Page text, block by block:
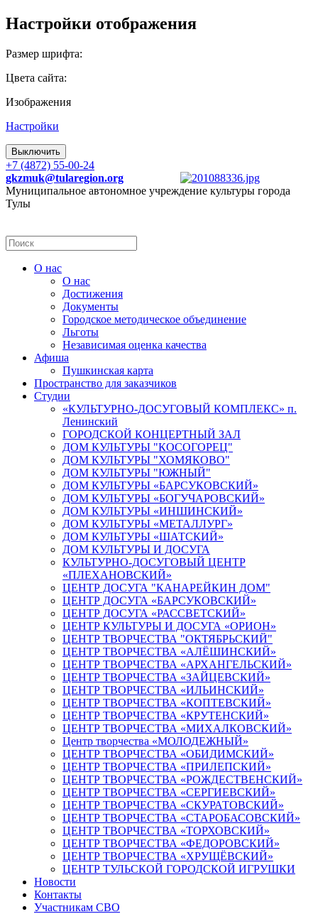
Настройки отображения
Размер шрифта:
Цвета сайта:
Изображения
Настройки
Выключить
+7 (4872) 55-00-24
gkzmuk@tularegion.org
Муниципальное автономное учреждение культуры города
Тулы
О нас
О нас
Достижения
Документы
Городское методическое объединение
Льготы
Независимая оценка качества
Афиша
Пушкинская карта
Пространство для заказчиков
Студии
«КУЛЬТУРНО-ДОСУГОВЫЙ КОМПЛЕКС» п.
Ленинский
ГОРОДСКОЙ КОНЦЕРТНЫЙ ЗАЛ
ДОМ КУЛЬТУРЫ "КОСОГОРЕЦ"
ДОМ КУЛЬТУРЫ "ХОМЯКОВО"
ДОМ КУЛЬТУРЫ "ЮЖНЫЙ"
ДОМ КУЛЬТУРЫ «БАРСУКОВСКИЙ»
ДОМ КУЛЬТУРЫ «БОГУЧАРОВСКИЙ»
ДОМ КУЛЬТУРЫ «ИНШИНСКИЙ»
ДОМ КУЛЬТУРЫ «МЕТАЛЛУРГ»
ДОМ КУЛЬТУРЫ «ШАТСКИЙ»
ДОМ КУЛЬТУРЫ И ДОСУГА
КУЛЬТУРНО-ДОСУГОВЫЙ ЦЕНТР
«ПЛЕХАНОВСКИЙ»
ЦЕНТР ДОСУГА "КАНАРЕЙКИН ДОМ"
ЦЕНТР ДОСУГА «БАРСУКОВСКИЙ»
ЦЕНТР ДОСУГА «РАССВЕТСКИЙ»
ЦЕНТР КУЛЬТУРЫ И ДОСУГА «ОРИОН»
ЦЕНТР ТВОРЧЕСТВА "ОКТЯБРЬСКИЙ"
ЦЕНТР ТВОРЧЕСТВА «АЛЁШИНСКИЙ»
ЦЕНТР ТВОРЧЕСТВА «АРХАНГЕЛЬСКИЙ»
ЦЕНТР ТВОРЧЕСТВА «ЗАЙЦЕВСКИЙ»
ЦЕНТР ТВОРЧЕСТВА «ИЛЬИНСКИЙ»
ЦЕНТР ТВОРЧЕСТВА «КОПТЕВСКИЙ»
ЦЕНТР ТВОРЧЕСТВА «КРУТЕНСКИЙ»
ЦЕНТР ТВОРЧЕСТВА «МИХАЛКОВСКИЙ»
Центр творчества «МОЛОДЕЖНЫЙ»
ЦЕНТР ТВОРЧЕСТВА «ОБИДИМСКИЙ»
ЦЕНТР ТВОРЧЕСТВА «ПРИЛЕПСКИЙ»
ЦЕНТР ТВОРЧЕСТВА «РОЖДЕСТВЕНСКИЙ»
ЦЕНТР ТВОРЧЕСТВА «СЕРГИЕВСКИЙ»
ЦЕНТР ТВОРЧЕСТВА «СКУРАТОВСКИЙ»
ЦЕНТР ТВОРЧЕСТВА «СТАРОБАСОВСКИЙ»
ЦЕНТР ТВОРЧЕСТВА «ТОРХОВСКИЙ»
ЦЕНТР ТВОРЧЕСТВА «ФЕДОРОВСКИЙ»
ЦЕНТР ТВОРЧЕСТВА «ХРУЩЁВСКИЙ»
ЦЕНТР ТУЛЬСКОЙ ГОРОДСКОЙ ИГРУШКИ
Новости
Контакты
Участникам СВО